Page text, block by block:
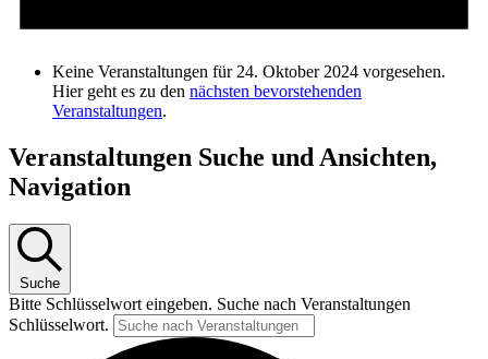
Keine Veranstaltungen für 24. Oktober 2024 vorgesehen.
Hier geht es zu den nächsten bevorstehenden
Veranstaltungen.
Veranstaltungen Suche und Ansichten,
Navigation
Suche
Bitte Schlüsselwort eingeben. Suche nach Veranstaltungen
Schlüsselwort.